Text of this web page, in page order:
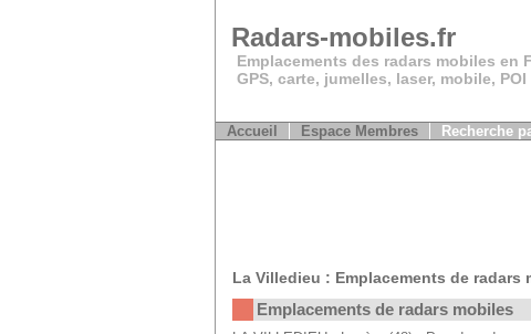
Radars-mobiles.fr
Emplacements des radars mobiles en
GPS, carte, jumelles, laser, mobile, POI
Accueil Espace Membres Recherche
La Villedieu : Emplacements de radars
Emplacements de radars mobiles